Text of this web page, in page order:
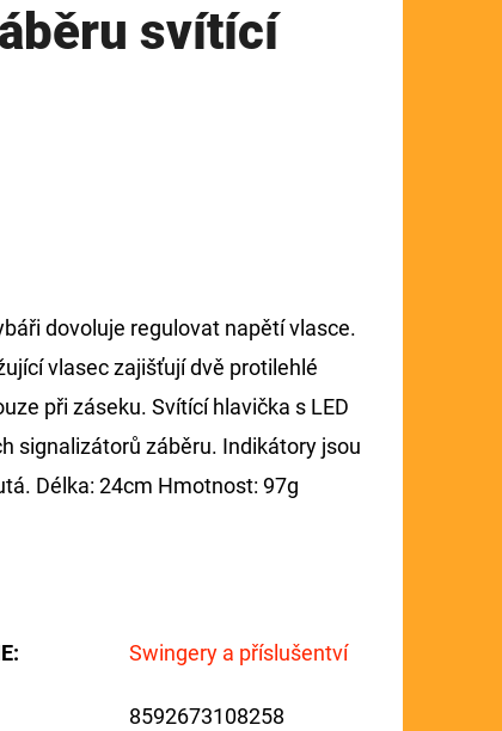
svítící
dovoluje regulovat napětí vlasce.
vlasec zajišťují dvě protilehlé
při záseku. Svítící hlavička s LED
signalizátorů záběru. Indikátory jsou
Délka: 24cm Hmotnost: 97g
: Swingery a příslušentví
8592673108258